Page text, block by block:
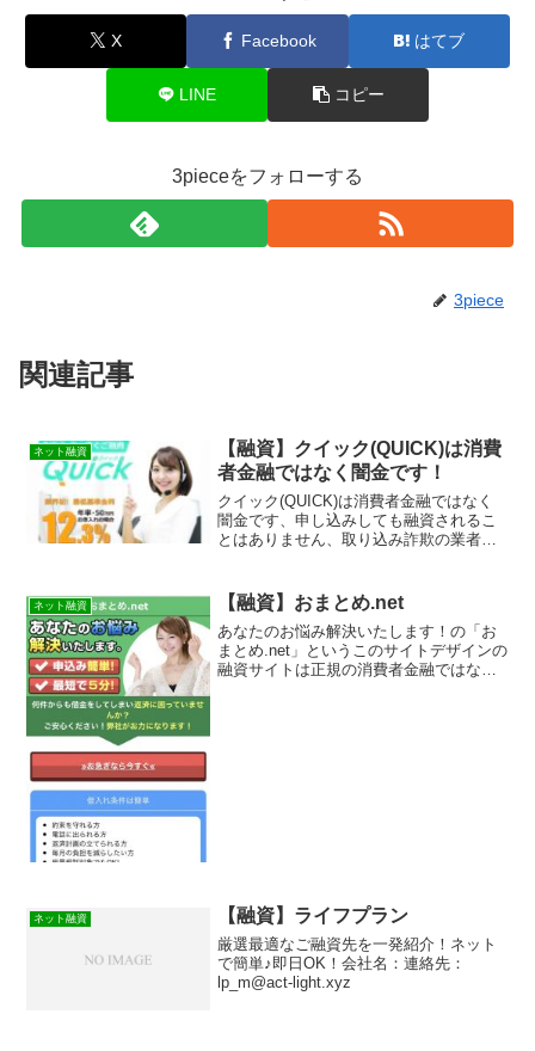
X Facebook はてブ
LINE コピー
3pieceをフォローする
3piece
関連記事
ネット融資
【融資】クイック(QUICK)は消費
者金融ではなく闇金です！
クイック(QUICK)は消費者金融ではなく
闇金です、申し込みしても融資されるこ
とはありません、取り込み詐欺の業者な
ネット融資 【融資】おまとめ.net
あなたのお悩み解決いたします！の「お
まとめ.net」というこのサイトデザインの
融資サイトは正規の消費者金融ではなく
ネット融資 【融資】ライフプラン
厳選最適なご融資先を一発紹介！ネット
で簡単♪即日OK！会社名：連絡先：
lp_m@act-light.xyz